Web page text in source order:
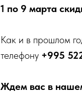
1 по 9 марта
Как и в прошлом
телефону +995
Ждем вас в